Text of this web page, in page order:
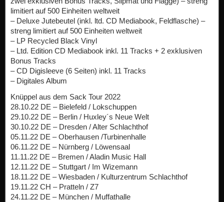
limitiert auf 500 Einheiten weltweit
– Deluxe Jutebeutel (inkl. ltd. CD Mediabook, Feldflasche) –
streng limitiert auf 500 Einheiten weltweit
– LP Recycled Black Vinyl
– Ltd. Edition CD Mediabook inkl. 11 Tracks + 2 exklusiven
Bonus Tracks
– CD Digisleeve (6 Seiten) inkl. 11 Tracks
– Digitales Album
Knüppel aus dem Sack Tour 2022
28.10.22 DE – Bielefeld / Lokschuppen
29.10.22 DE – Berlin / Huxley´s Neue Welt
30.10.22 DE – Dresden / Alter Schlachthof
05.11.22 DE – Oberhausen /Turbinenhalle
06.11.22 DE – Nürnberg / Löwensaal
11.11.22 DE – Bremen / Aladin Music Hall
12.11.22 DE – Stuttgart / Im Wizemann
18.11.22 DE – Wiesbaden / Kulturzentrum Schlachthof
19.11.22 CH – Pratteln / Z7
24.11.22 DE – München / Muffathalle